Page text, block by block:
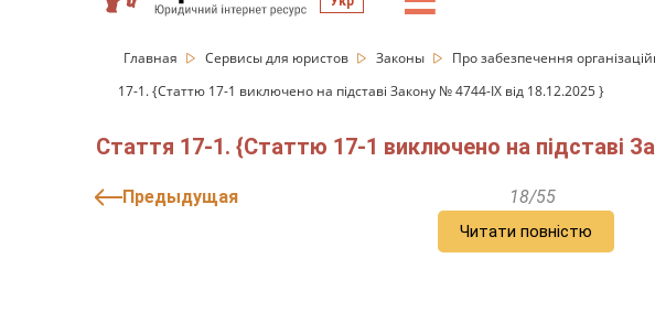
Главная Сервисы для юристов Законы Про забезпечення
17-1. {Статтю 17-1 виключено на підставі Закону № 4744-IX від 18.12.2025 }
Стаття 17-1. {Статтю 17-1 виключено на підставі
Предыдущая 18/55
Читати повністю